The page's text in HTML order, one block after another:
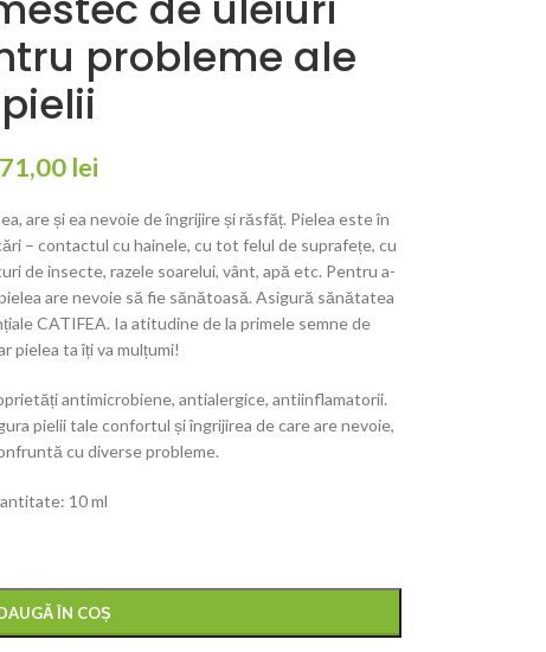
probleme ale
pielii
71,00 lei
are și ea nevoie de îngrijire și răsfăț. Pielea este în
– contactul cu hainele, cu tot felul de suprafețe, cu
de insecte, razele soarelui, vânt, apă etc. Pentru a-
are nevoie să fie sănătoasă. Asigură sănătatea
CATIFEA. Ia atitudine de la primele semne de
pielea ta îți va mulțumi!
antimicrobiene, antialergice, antiinflamatorii.
pielii tale confortul și îngrijirea de care are nevoie,
cu diverse probleme.
10 ml
ÎN COȘ